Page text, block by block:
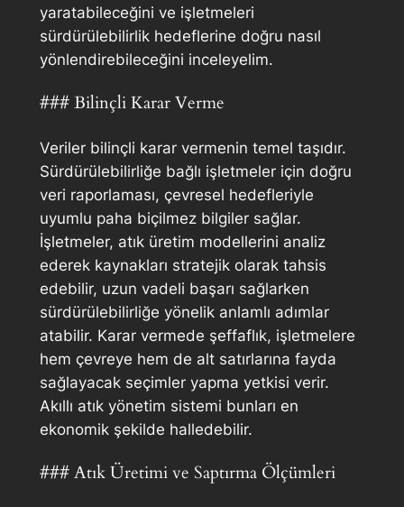
yaratabileceğini ve işletmeleri
sürdürülebilirlik hedeflerine doğru nasıl
yönlendirebileceğini inceleyelim.
### Bilinçli Karar Verme
Veriler bilinçli karar vermenin temel taşıdır.
Sürdürülebilirliğe bağlı işletmeler için doğru
veri raporlaması, çevresel hedefleriyle
uyumlu paha biçilmez bilgiler sağlar.
İşletmeler, atık üretim modellerini analiz
ederek kaynakları stratejik olarak tahsis
edebilir, uzun vadeli başarı sağlarken
sürdürülebilirliğe yönelik anlamlı adımlar
atabilir. Karar vermede şeffaflık, işletmelere
hem çevreye hem de alt satırlarına fayda
sağlayacak seçimler yapma yetkisi verir.
Akıllı atık yönetim sistemi bunları en
ekonomik şekilde halledebilir.
### Atık Üretimi ve Saptırma Ölçümleri